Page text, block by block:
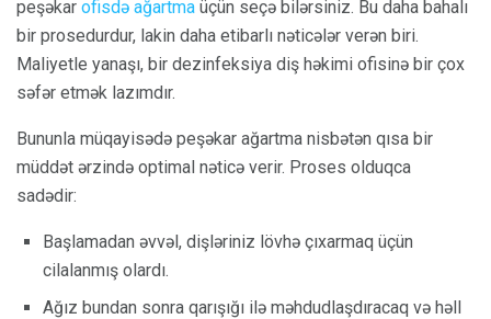
peşəkar ofisdə ağartma üçün seçə bilərsiniz. Bu daha bahalı
bir prosedurdur, lakin daha etibarlı nəticələr verən biri.
Maliyetle yanaşı, bir dezinfeksiya diş həkimi ofisinə bir çox
səfər etmək lazımdır.
Bununla müqayisədə peşəkar ağartma nisbətən qısa bir
müddət ərzində optimal nəticə verir. Proses olduqca
sadədir:
Başlamadan əvvəl, dişləriniz lövhə çıxarmaq üçün
cilalanmış olardı.
Ağız bundan sonra qarışığı ilə məhdudlaşdıracaq və həll